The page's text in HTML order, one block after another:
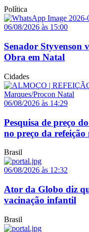
Política
06/08/2026 às 15:00
Senador Styvenson
Obra em Natal
Cidades
06/08/2026 às 14:29
Pesquisa de preço
no preço da
Brasil
06/08/2026 às 12:32
Ator da Globo diz
vacinação infantil
Brasil